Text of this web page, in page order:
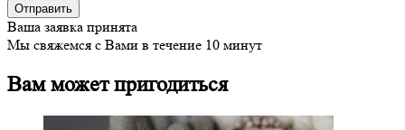
Ваша заявка принята
Мы свяжемся с Вами в течение 10 минут
Вам может пригодиться